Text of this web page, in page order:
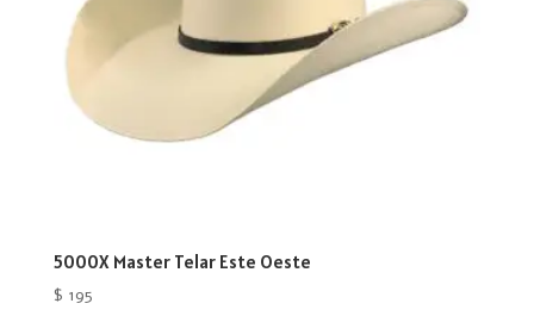
5000X Master Telar Este Oeste
$ 195